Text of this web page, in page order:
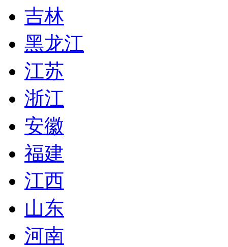
吉林
黑龙江
江苏
浙江
安徽
福建
江西
山东
河南